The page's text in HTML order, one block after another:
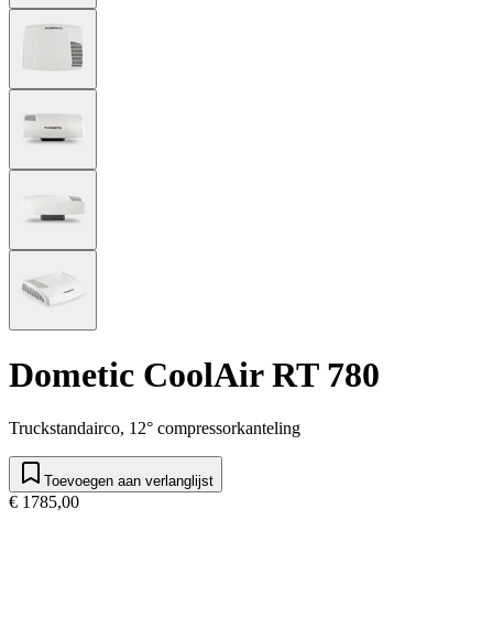
Dometic CoolAir RT 780
Truckstandairco, 12° compressorkanteling
Toevoegen aan verlanglijst
€ 1785,00